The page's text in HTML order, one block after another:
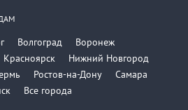
Волгоград
Воронеж
Красноярск
Нижний Новгород
Ростов-на-Дону
Самара
Все города